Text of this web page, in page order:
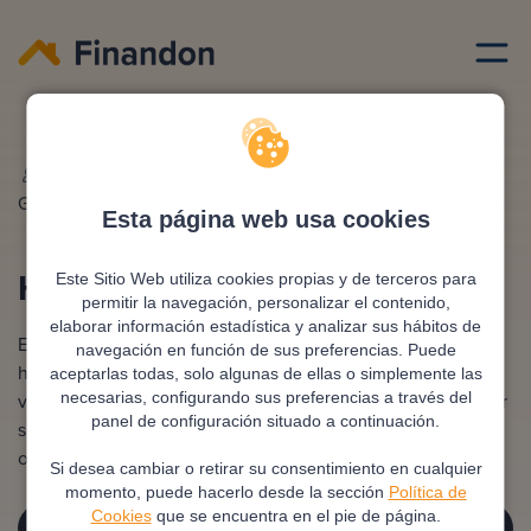
Esta página web usa cookies
Este Sitio Web utiliza cookies propias y de terceros para
permitir la navegación, personalizar el contenido,
elaborar información estadística y analizar sus hábitos de
navegación en función de sus preferencias. Puede
aceptarlas todas, solo algunas de ellas o simplemente las
necesarias, configurando sus preferencias a través del
panel de configuración situado a continuación.
Si desea cambiar o retirar su consentimiento en cualquier
momento, puede hacerlo desde la sección Política de
Cookiesque se encuentra en el pie de página.
Ciudades hipotecas
Gonzalez
Rampani
Hipoteca en Cádiz
Encontrar la hipoteca adecuada en Cádiz es clave para
hacer realidad tu sueño de tener una vivienda propia. Con
varias opciones disponibles, es esencial elegir la que mejor
se adapte a tus necesidades y posibilidades. ¡Descubre tus
opciones de financiación!
¡SOLICITA TU ASESORÍA GRATUITA!